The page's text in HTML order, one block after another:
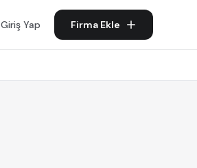
Giriş Yap Firma Ekle